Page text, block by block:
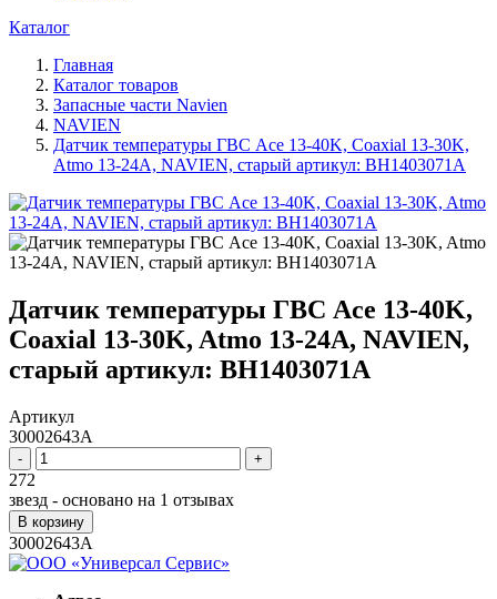
Каталог
Главная
Каталог товаров
Запасные части Navien
NAVIEN
Датчик температуры ГВС Ace 13-40K, Coaxial 13-30K,
Atmo 13-24A, NAVIEN, старый артикул: BH1403071A
Датчик температуры ГВС Ace 13-40K,
Coaxial 13-30K, Atmo 13-24A, NAVIEN,
старый артикул: BH1403071A
Артикул
30002643A
- +
272
звезд - основано на 1 отзывах
В корзину
30002643A